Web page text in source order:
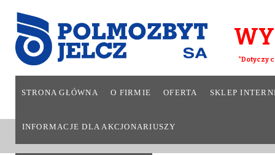
*Dotyczy
STRONA GŁÓWNA O FIRMIE OFERTA SKLEP
INFORMACJE DLA AKCJONARIUSZY